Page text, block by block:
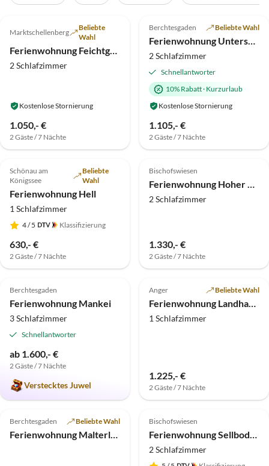
Top-Inserat
Marktschellenberg
Beliebte
Wahl
2 Schlafzimmer
Kostenlose Stornierung
1.050,- €
2 Gäste / 7 Nächte
Top-Inserat
Berchtesgaden Beliebte Wahl
2 Schlafzimmer
Schnellantworter
10% Rabatt· Kurzurlaub
Kostenlose Stornierung
1.105,- €
2 Gäste / 7 Nächte
Top-Inserat
4.9 (7)
Schönau am
Königssee
Beliebte
Wahl
Ferienwohnung Hell
1 Schlafzimmer
4/ 5 Klassifizierung
630,- €
2 Gäste / 7 Nächte
Top-Inserat
4.8 (5)
Bischofswiesen
2 Schlafzimmer
1.330,- €
2 Gäste / 7 Nächte
Top-Inserat
5.0 (4)
Berchtesgaden
Ferienwohnung Mankei
3 Schlafzimmer
Schnellantworter
ab 1.600,- €
2 Gäste / 7 Nächte
Verstecktes Juwel
Top-Inserat
3.8 (3)
Anger Beliebte Wahl
1 Schlafzimmer
1.225,- €
2 Gäste / 7 Nächte
Super-Gastgeber
Top-Inserat
Berchtesgaden Beliebte Wahl
Top-Inserat
Bischofswiesen
2 Schlafzimmer